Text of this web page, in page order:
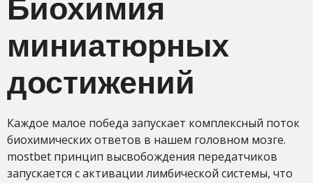
Биохимия
миниатюрных
достижений
Каждое малое победа запускает комплексный поток
биохимических ответов в нашем головном мозге.
mostbet принцип высвобождения передатчиков
запускается с активации лимбической системы, что